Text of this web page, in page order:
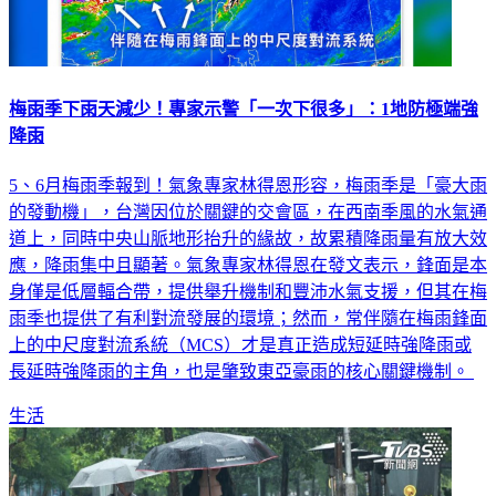
梅雨季下雨天減少！專家示警「一次下很多」：1地防極端強
降雨
5、6月梅雨季報到！氣象專家林得恩形容，梅雨季是「豪大雨
的發動機」，台灣因位於關鍵的交會區，在西南季風的水氣通
道上，同時中央山脈地形抬升的緣故，故累積降雨量有放大效
應，降雨集中且顯著。氣象專家林得恩在發文表示，鋒面是本
身僅是低層輻合帶，提供舉升機制和豐沛水氣支援，但其在梅
雨季也提供了有利對流發展的環境；然而，常伴隨在梅雨鋒面
上的中尺度對流系統（MCS）才是真正造成短延時強降雨或
長延時強降雨的主角，也是肇致東亞豪雨的核心關鍵機制。
生活